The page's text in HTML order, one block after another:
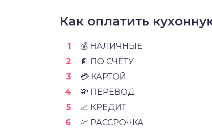
Как оплатить
💰 НАЛИЧНЫЕ
📄 ПО СЧЁТУ
💳 КАРТОЙ
💸 ПЕРЕВОД
📈 КРЕДИТ
💹 РАССРОЧКА